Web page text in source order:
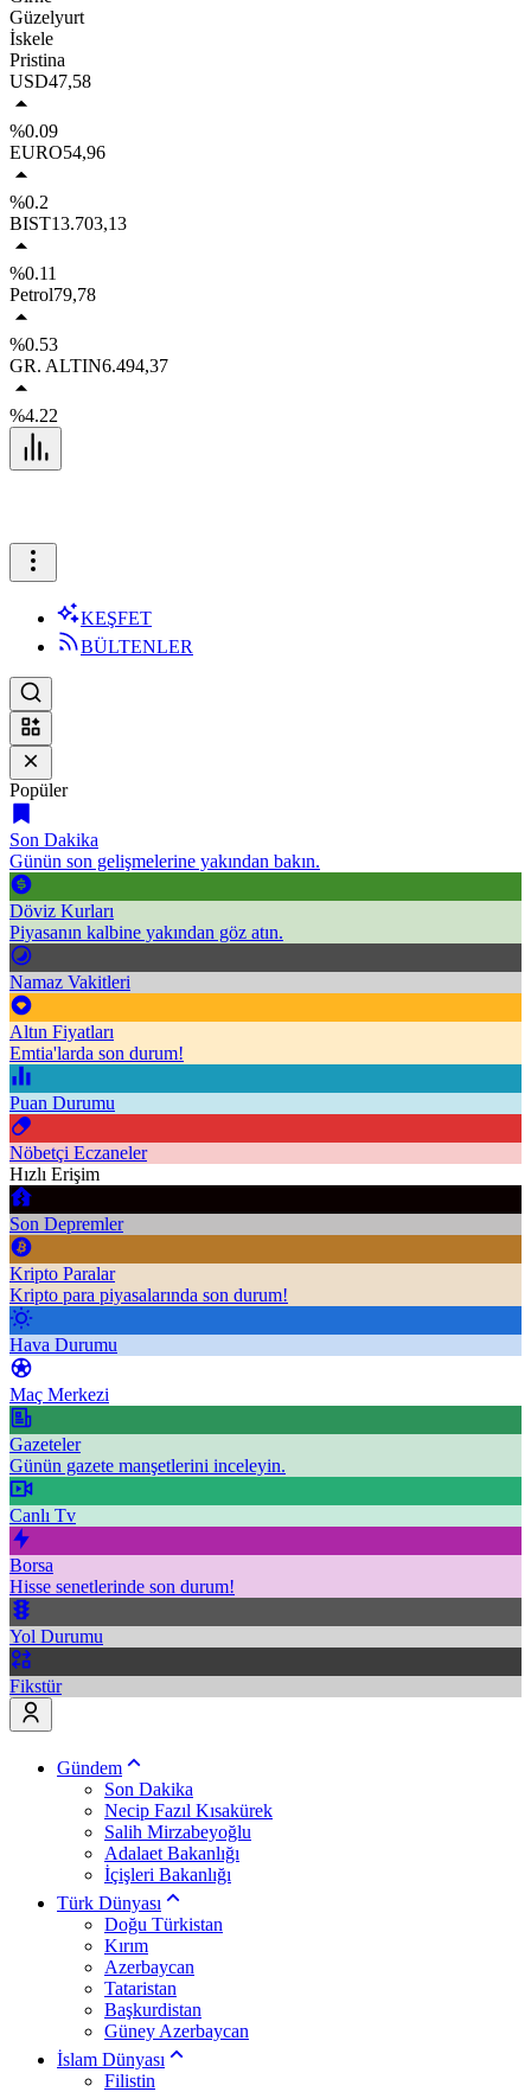
Güzelyurt
İskele
Pristina
USD47,58
%0.09
EURO54,96
%0.2
BIST13.703,13
%0.11
Petrol79,78
%0.53
GR. ALTIN6.494,37
%4.22
KEŞFET
BÜLTENLER
Popüler
Son Dakika
Günün son gelişmelerine yakından bakın.
Döviz Kurları
Piyasanın kalbine yakından göz atın.
Namaz Vakitleri
Altın Fiyatları
Emtia'larda son durum!
Puan Durumu
Nöbetçi Eczaneler
Hızlı Erişim
Son Depremler
Kripto Paralar
Kripto para piyasalarında son durum!
Hava Durumu
Maç Merkezi
Gazeteler
Günün gazete manşetlerini inceleyin.
Canlı Tv
Borsa
Hisse senetlerinde son durum!
Yol Durumu
Fikstür
Gündem
Son Dakika
Necip Fazıl Kısakürek
Salih Mirzabeyoğlu
Adalaet Bakanlığı
İçişleri Bakanlığı
Türk Dünyası
Doğu Türkistan
Kırım
Azerbaycan
Tataristan
Başkurdistan
Güney Azerbaycan
İslam Dünyası
Filistin